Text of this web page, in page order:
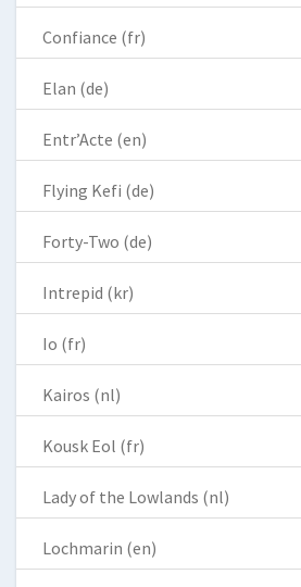
Confiance (fr)
Elan (de)
Entr’Acte (en)
Flying Kefi (de)
Forty-Two (de)
Intrepid (kr)
Io (fr)
Kairos (nl)
Kousk Eol (fr)
Lady of the Lowlands (nl)
Lochmarin (en)